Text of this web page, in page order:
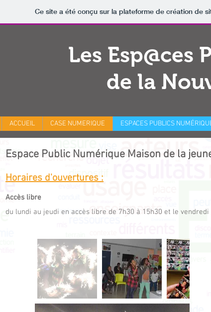
Ce site a été conçu sur la plateforme de création de
Les
de la
ACCUEIL CASE NUMERIQUE ESPACES PUBLICS
Espace Public Numérique Maison de la
Horaires d'ouvertures :
Accès libre
du lundi au jeudi en accès libre de 7h30 à 15h30 et le vendredi